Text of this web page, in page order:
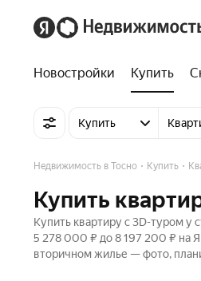
Новостройки Купить
Купить
Недвижимость в Тосно Купить
Купить
Купить квартиру c 3D-туром у
5 278 000 ₽ до 8 197 200 ₽ на
вторичном жилье — фото,